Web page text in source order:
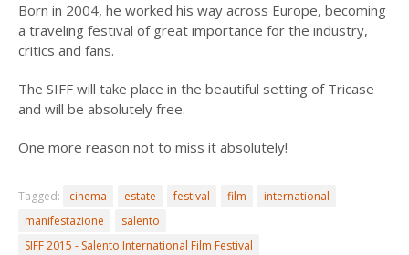
Born in 2004, he worked his way across Europe, becoming
a traveling festival of great importance for the industry,
critics and fans.
The SIFF will take place in the beautiful setting of Tricase
and will be absolutely free.
One more reason not to miss it absolutely!
Tagged: cinema estate festival film
international
manifestazione
salento
SIFF 2015 - Salento International Film Festival